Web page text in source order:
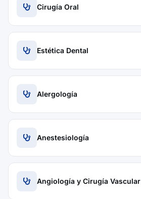
Cirugía Oral
Estética Dental
Alergología
Anestesiología
Angiología y Cirugía Vascular